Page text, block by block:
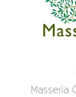
Masseria